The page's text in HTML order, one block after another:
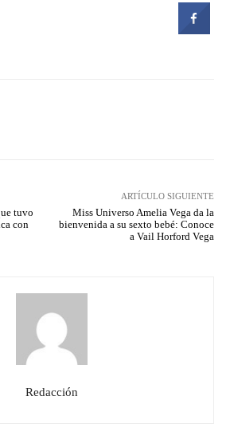
tuvo
con
ARTÍCULO SIGUIENTE
Miss Universo Amelia Vega da la
bienvenida a su sexto bebé: Conoce
a Vail Horford Vega
Redacción